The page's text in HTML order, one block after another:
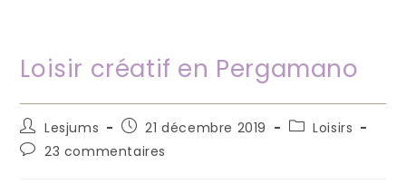
Loisir créatif en Pergamano
Auteur/autrice
de
la
Lesjums
Publication
publiée :
21 décembre 2019
PostLoisirs
Commentaires
23 commentaires